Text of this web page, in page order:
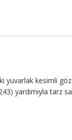
yuvarlak kesimli
yardımıyla tarz